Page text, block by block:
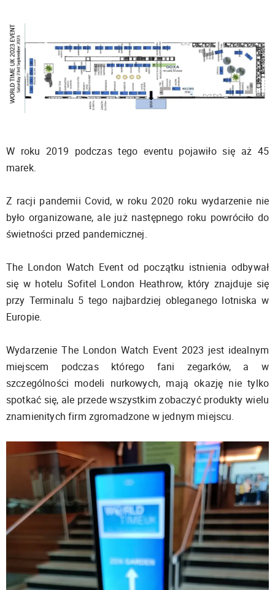
W roku 2019 podczas tego eventu pojawiło się aż 45
marek.
Z racji pandemii Covid, w roku 2020 roku wydarzenie nie
było organizowane, ale już następnego roku powróciło do
świetności przed pandemicznej.
The London Watch Event od początku istnienia odbywał
się w hotelu Sofitel London Heathrow, który znajduje się
przy Terminalu 5 tego najbardziej obleganego lotniska w
Europie.
Wydarzenie The London Watch Event 2023 jest idealnym
miejscem podczas którego fani zegarków, a w
szczególności modeli nurkowych, mają okazję nie tylko
spotkać się, ale przede wszystkim zobaczyć produkty wielu
znamienitych firm zgromadzone w jednym miejscu.